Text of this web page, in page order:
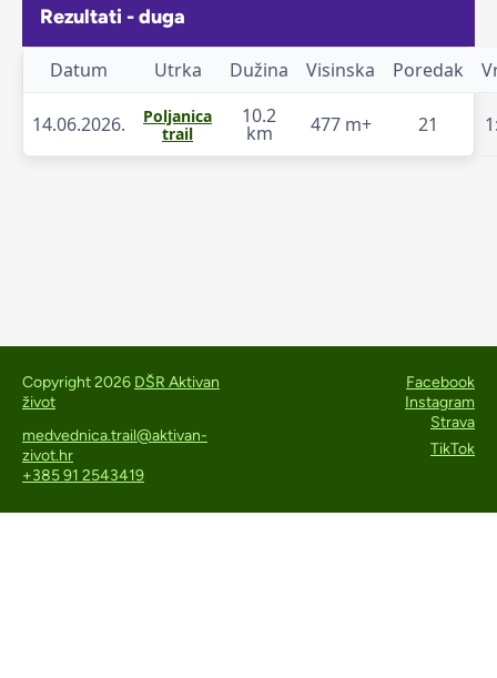
Rezultati - duga
Datum Utrka Dužina Visinska Poredak
14.06.2026.
Poljanica
trail
10.2
km 477 m+ 21
Copyright 2026 DŠR Aktivan
život
medvednica.trail@aktivan-
zivot.hr
+385 91 2543419
Facebook
Instagram
Strava
TikTok